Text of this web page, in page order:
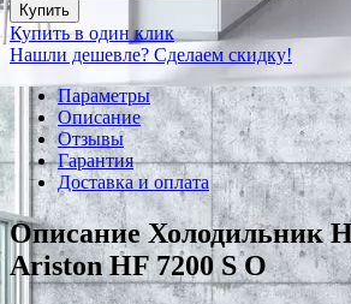
Купить
Купить в один клик
Нашли дешевле? Сделаем скидку!
Параметры
Описание
Отзывы
Гарантия
Доставка и оплата
Описание Холодильник
Ariston HF 7200 S O